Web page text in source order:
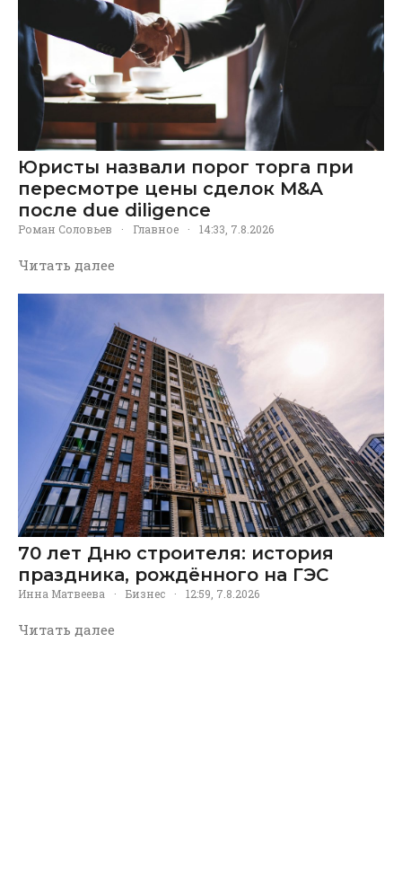
Юристы назвали порог торга при
пересмотре цены сделок M&A
после due diligence
Роман Соловьев · Главное · 14:33, 7.8.2026
Читать далее
70 лет Дню строителя: история
праздника, рождённого на ГЭС
Инна Матвеева · Бизнес · 12:59, 7.8.2026
Читать далее